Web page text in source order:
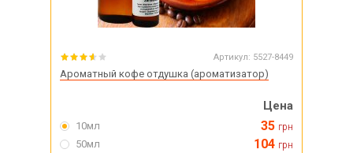
Артикул: 5527-8449
Ароматный кофе отдушка (ароматизатор)
Цена
10мл 35 грн
50мл 104 грн